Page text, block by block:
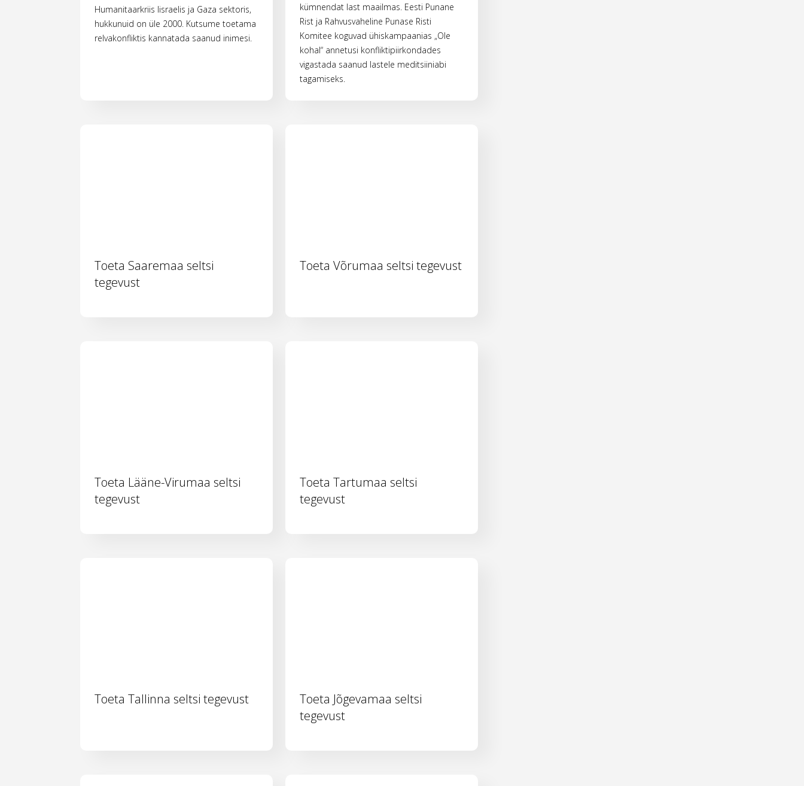
Humanitaarkriis Iisraelis ja Gaza sektoris,
hukkunuid on üle 2000. Kutsume toetama
relvakonfliktis kannatada saanud inimesi.
kümnendat last maailmas. Eesti Punane
Rist ja Rahvusvaheline Punase Risti
Komitee koguvad ühiskampaanias „Ole
kohal“ annetusi konfliktipiirkondades
vigastada saanud lastele meditsiiniabi
tagamiseks.
Toeta Saaremaa seltsi
tegevust
Toeta Võrumaa seltsi tegevust
Toeta Lääne-Virumaa seltsi
tegevust
Toeta Tartumaa seltsi
tegevust
Toeta Tallinna seltsi tegevust
Toeta Jõgevamaa seltsi
tegevust